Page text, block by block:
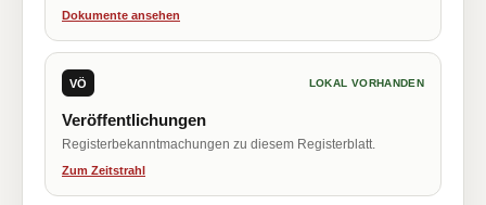
Dokumente ansehen
VÖ LOKAL VORHANDEN
Veröffentlichungen
Registerbekanntmachungen zu diesem Registerblatt.
Zum Zeitstrahl